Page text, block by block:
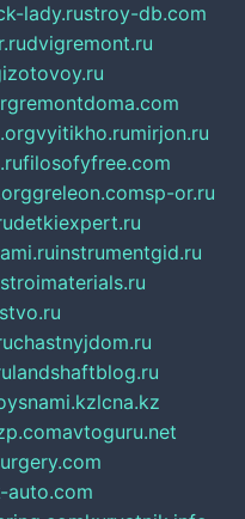
lady.rustroy-db.com
dvigremont.ru
remontdoma.com
vyitikho.rumirjon.ru
filosofyfree.com
greleon.comsp-or.ru
detkiexpert.ru
instrumentgid.ru
stroimaterials.ru
chastnyjdom.ru
landshaftblog.ru
lcna.kz
avtoguru.net
auto.com